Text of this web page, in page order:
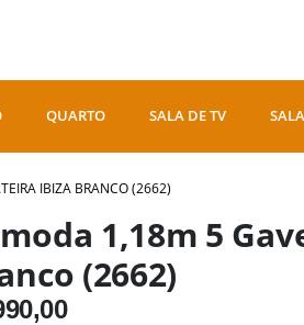
QUARTO SALA DE TV
IBIZA BRANCO (2662)
1,18m 5
(2662)